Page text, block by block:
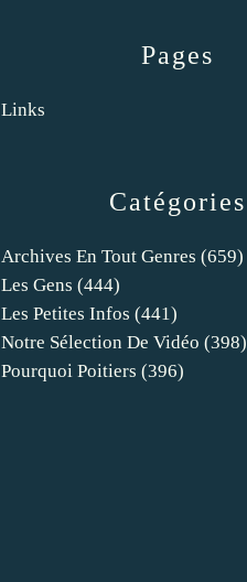
Catégories
Archives En Tout Genres (659)
Les Gens (444)
Les Petites Infos (441)
Notre Sélection De Vidéo (398)
Pourquoi Poitiers (396)
Pages
Links